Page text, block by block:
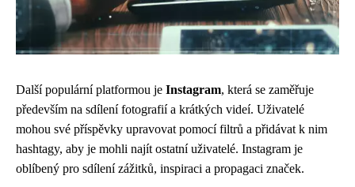
Další populární platformou je Instagram, která se zaměřuje
především na sdílení fotografií a krátkých videí. Uživatelé
mohou své příspěvky upravovat pomocí filtrů a přidávat k nim
hashtagy, aby je mohli najít ostatní uživatelé. Instagram je
oblíbený pro sdílení zážitků, inspiraci a propagaci značek.